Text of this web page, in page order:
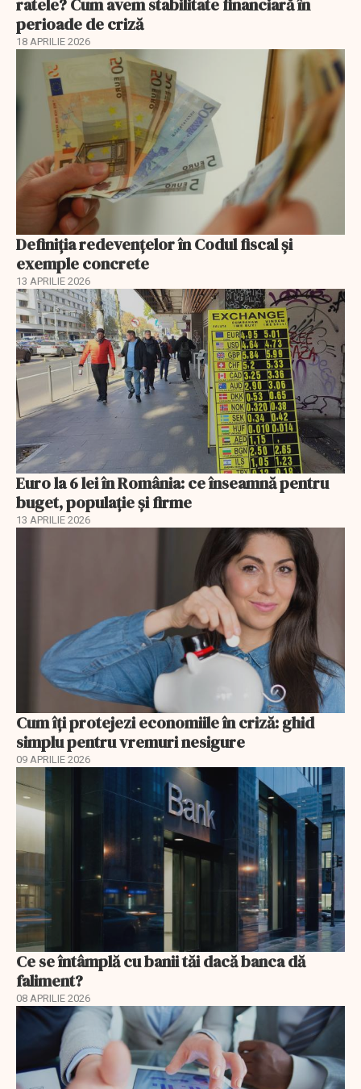
ratele? Cum avem stabilitate financiară în
perioade de criză
18 APRILIE 2026
Definiția redevențelor în Codul fiscal și
exemple concrete
13 APRILIE 2026
Euro la 6 lei în România: ce înseamnă pentru
buget, populație și firme
13 APRILIE 2026
Cum îți protejezi economiile în criză: ghid
simplu pentru vremuri nesigure
09 APRILIE 2026
Ce se întâmplă cu banii tăi dacă banca dă
faliment?
08 APRILIE 2026